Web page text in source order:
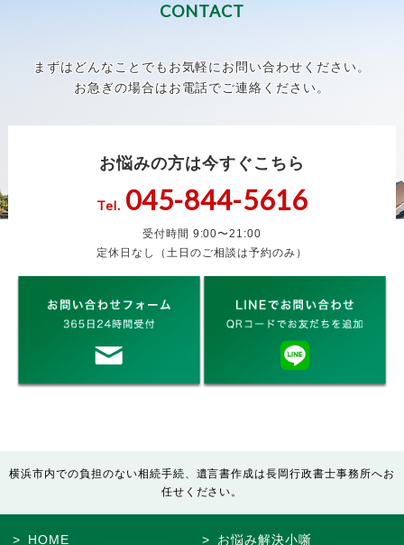
CONTACT
まずはどんなことでもお気軽にお問い合わせください。
お急ぎの場合はお電話でご連絡ください。
お悩みの方は今すぐこちら
Tel. 045-844-5616
受付時間 9:00〜21:00
定休日なし（土日のご相談は予約のみ）
横浜市内での負担のない相続手続、遺言書作成は長岡行政書士事務所へお
任せください。
HOME お悩み解決小噺